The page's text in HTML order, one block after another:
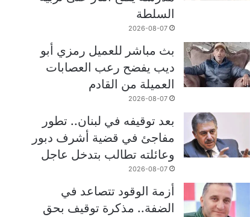
السلطة
2026-08-07
بث مباشر للعميل رمزي أبو
ديب يفضح رعب العصابات
العميلة من القادم
2026-08-07
بعد توقيفه في لبنان.. تطور
مفاجئ في قضية أشرف دبور
وعائلته تطالب بتدخل عاجل
2026-08-07
أزمة الوقود تتصاعد في
الضفة.. مذكرة توقيف بحق